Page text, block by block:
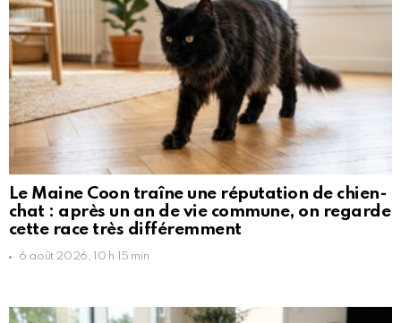
Le Maine Coon traîne une réputation de chien-
chat : après un an de vie commune, on regarde
cette race très différemment
6 août 2026, 10 h 15 min